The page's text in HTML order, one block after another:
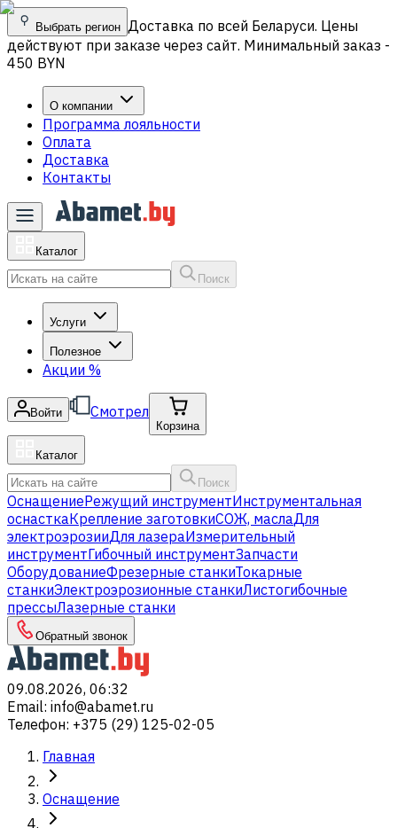
Выбрать регион Доставка по всей Беларуси. Цены
действуют при заказе через сайт. Минимальный заказ -
450 BYN
О компании
Программа лояльности
Оплата
Доставка
Контакты
Каталог
Поиск
Услуги
Полезное
Акции %
Войти Смотрел
Корзина
Каталог
Поиск
ОснащениеРежущий инструментИнструментальная
оснасткаКрепление заготовкиСОЖ, маслаДля
электроэрозииДля лазераИзмерительный
инструментГибочный инструментЗапчасти
ОборудованиеФрезерные станкиТокарные
станкиЭлектроэрозионные станкиЛистогибочные
прессыЛазерные станки
Обратный звонок
09.08.2026, 06:32
Email: info@abamet.ru
Телефон: +375 (29) 125-02-05
Главная
Оснащение